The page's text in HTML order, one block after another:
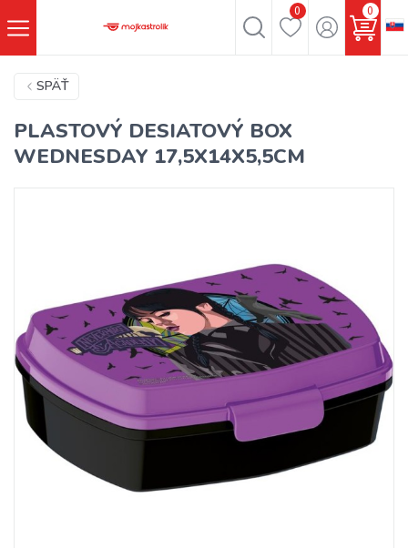
0 0
SPÄŤ
PLASTOVÝ DESIATOVÝ BOX
WEDNESDAY 17,5X14X5,5CM